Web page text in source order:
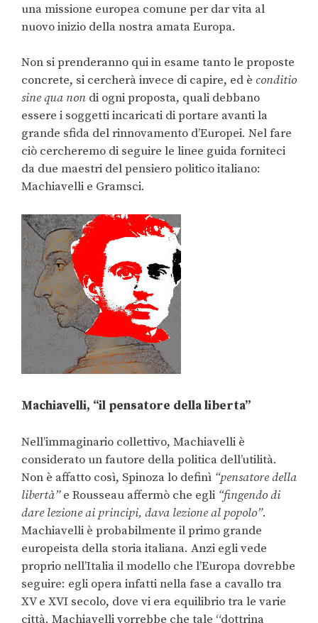
una missione europea comune per dar vita al
nuovo inizio della nostra amata Europa.
Non si prenderanno qui in esame tanto le proposte
concrete, si cercherà invece di capire, ed è conditio
sine qua non di ogni proposta, quali debbano
essere i soggetti incaricati di portare avanti la
grande sfida del rinnovamento d’Europei. Nel fare
ciò cercheremo di seguire le linee guida forniteci
da due maestri del pensiero politico italiano:
Machiavelli e Gramsci.
Machiavelli, “il pensatore della liberta”
Nell’immaginario collettivo, Machiavelli è
considerato un fautore della politica dell’utilità.
Non è affatto così, Spinoza lo definì “pensatore della
libertà”e Rousseau affermò che egli “fingendo di
dare lezione ai principi, dava lezione al popolo”.
Machiavelli è probabilmente il primo grande
europeista della storia italiana. Anzi egli vede
proprio nell’Italia il modello che l’Europa dovrebbe
seguire: egli opera infatti nella fase a cavallo tra
XV e XVI secolo, dove vi era equilibrio tra le varie
città. Machiavelli vorrebbe che tale “dottrina